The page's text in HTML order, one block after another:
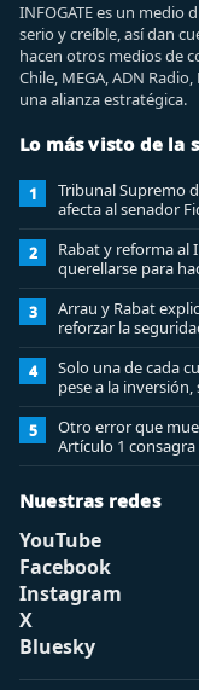
INFOGATE es un
serio y creíble, así dan
hacen otros medios de
Chile, MEGA, ADN
una alianza estratégica.
Lo más visto de la
1
Tribunal Supremo
afecta al senador
2
Rabat y reforma al
querellarse para
3
Arrau y Rabat
reforzar la
4
Solo una de cada
pese a la
5
Otro error que
Artículo 1
a los ciudadanos
Nuestras redes
YouTube
Facebook
Instagram
X
Bluesky